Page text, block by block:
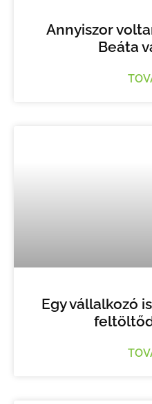
Annyiszor
Beáta
Egy vállalkozó